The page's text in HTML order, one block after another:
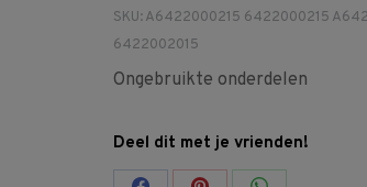
SKU:A6422000215 6422000215
6422002015
Ongebruikte onderdelen
Deel dit met je vrienden!